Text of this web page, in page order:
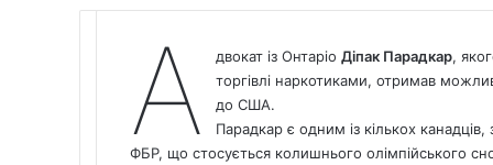
А двокат із Онтаріо Діпак Парадкар,
торгівлі наркотиками, отримав
до США.
Парадкар є одним із кількох
ФБР, що стосується колишнього олімпійського